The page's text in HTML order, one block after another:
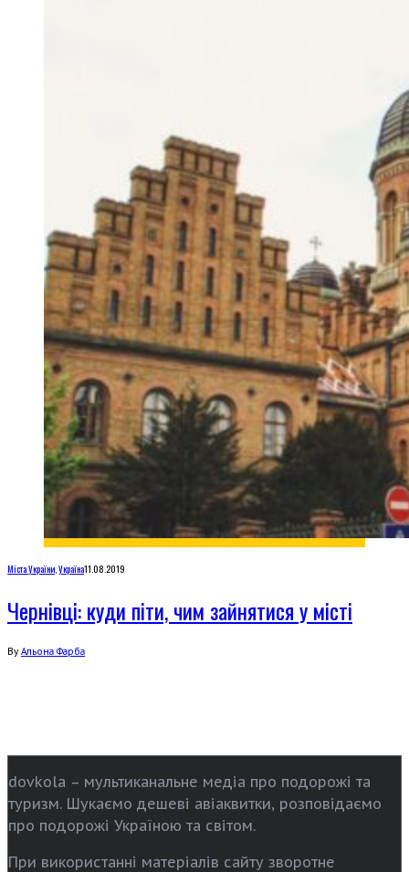
Міста України Україна11.08.2019
Чернівці: куди піти, чим зайнятися у місті
By Альона Фарба
dovkola – мультиканальне медіа про подорожі та
туризм. Шукаємо дешеві авіаквитки, розповідаємо
про подорожі Україною та світом.
При використанні матеріалів сайту зворотне